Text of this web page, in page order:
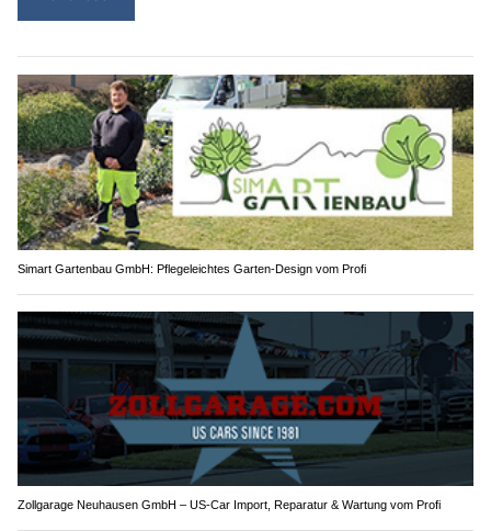
Simart Gartenbau GmbH: Pflegeleichtes Garten-Design vom Profi
Zollgarage Neuhausen GmbH – US-Car Import, Reparatur & Wartung vom Profi